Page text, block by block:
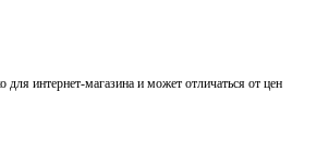
для интернет-магазина и может отличаться от цен